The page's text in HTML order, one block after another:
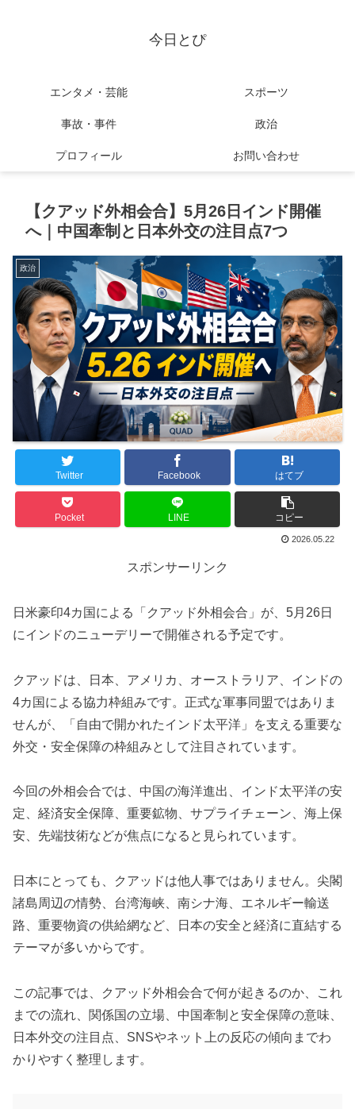
今日とぴ
エンタメ・芸能 スポーツ
事故・事件 政治
プロフィール お問い合わせ
【クアッド外相会合】5月26日インド開催
へ｜中国牽制と日本外交の注目点7つ
政治
Twitter Facebook はてブ
Pocket LINE コピー
2026.05.22
スポンサーリンク
日米豪印4カ国による「クアッド外相会合」が、5月26日
にインドのニューデリーで開催される予定です。
クアッドは、日本、アメリカ、オーストラリア、インドの
4カ国による協力枠組みです。正式な軍事同盟ではありま
せんが、「自由で開かれたインド太平洋」を支える重要な
外交・安全保障の枠組みとして注目されています。
今回の外相会合では、中国の海洋進出、インド太平洋の安
定、経済安全保障、重要鉱物、サプライチェーン、海上保
安、先端技術などが焦点になると見られています。
日本にとっても、クアッドは他人事ではありません。尖閣
諸島周辺の情勢、台湾海峡、南シナ海、エネルギー輸送
路、重要物資の供給網など、日本の安全と経済に直結する
テーマが多いからです。
この記事では、クアッド外相会合で何が起きるのか、これ
までの流れ、関係国の立場、中国牽制と安全保障の意味、
日本外交の注目点、SNSやネット上の反応の傾向までわ
かりやすく整理します。